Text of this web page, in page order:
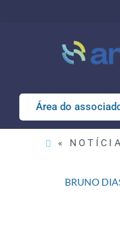
Área do
«
BRUNO